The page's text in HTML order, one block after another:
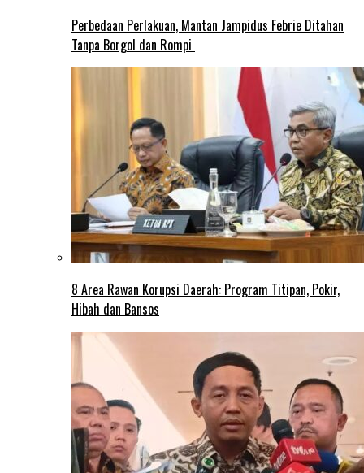
Perbedaan Perlakuan, Mantan Jampidus Febrie Ditahan
Tanpa Borgol dan Rompi
8 Area Rawan Korupsi Daerah: Program Titipan, Pokir,
Hibah dan Bansos